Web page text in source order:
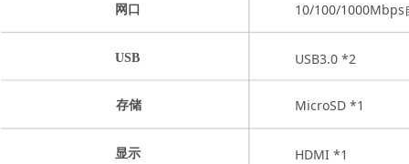
网口
USB
存储
10/100/1000Mbps
USB3.0 *2
MicroSD *1
显示 HDMI *1